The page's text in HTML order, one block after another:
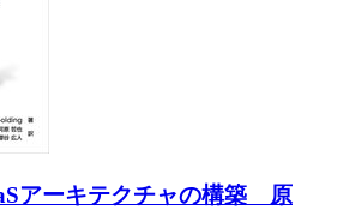
アーキテクチャの構築 原